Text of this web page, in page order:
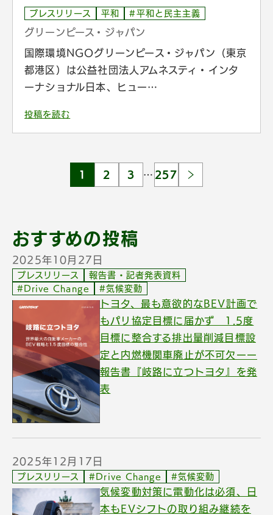
プレスリリース 平和 #平和と民主主義
グリーンピース・ジャパン
国際環境NGOグリーンピース・ジャパン（東京
都港区）は公益社団法人アムネスティ・インタ
ーナショナル日本、ヒュー…
投稿を読む
1 2 3 … 257
おすすめの投稿
2025年10月27日
プレスリリース
報告書・記者発表資料
#Drive Change
#気候変動
トヨタ、最も意欲的なBEV計画で
もパリ協定目標に届かず 1.5度
目標に整合する排出量削減目標設
定と内燃機関車廃止が不可欠ーー
報告書『岐路に立つトヨタ』を発
表
2025年12月17日
プレスリリース #Drive Change #気候変動
気候変動対策に電動化は必須、日
本もEVシフトの取り組み継続を